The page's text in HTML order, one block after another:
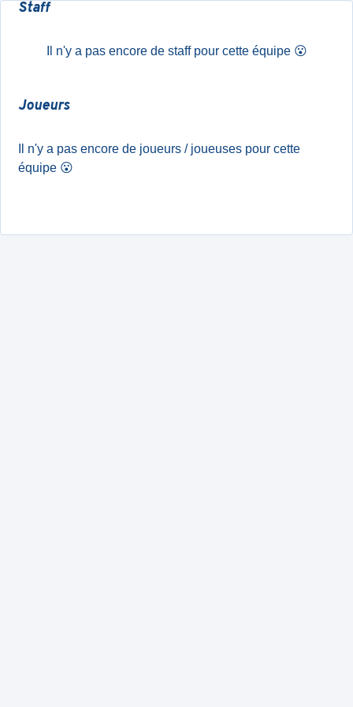
Staff
Il n'y a pas encore de staff pour cette équipe 😮
Joueurs
Il n'y a pas encore de joueurs / joueuses pour cette
équipe 😮